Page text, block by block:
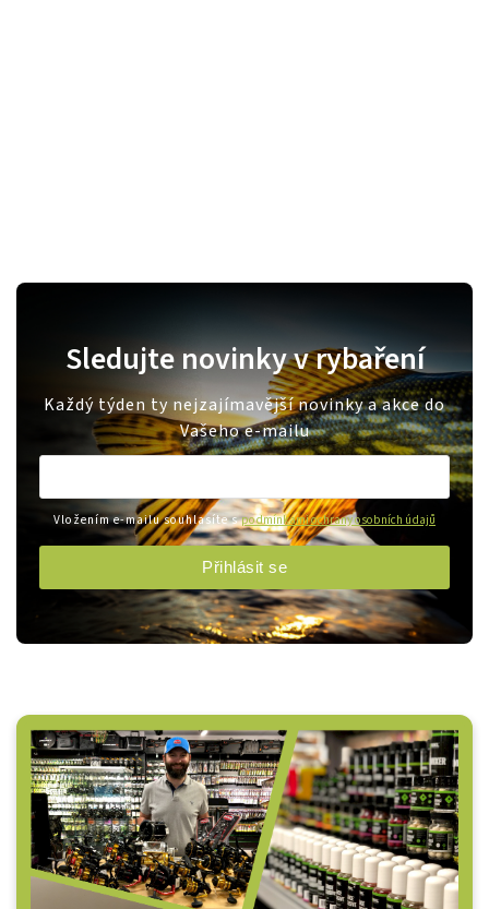
Sledujte novinky v rybaření
Každý týden ty nejzajímavější novinky a akce do
Vašeho e-mailu
Vložením e-mailu souhlasíte spodmínkami ochrany osobních údajů
Přihlásit se